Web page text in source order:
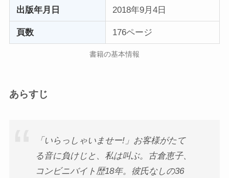
出版年月日 2018年9月4日
頁数 176ページ
書籍の基本情報
あらすじ
「いらっしゃいませー!」お客様がたて
る音に負けじと、私は叫ぶ。古倉恵子、
コンビニバイト歴18年。彼氏なしの36